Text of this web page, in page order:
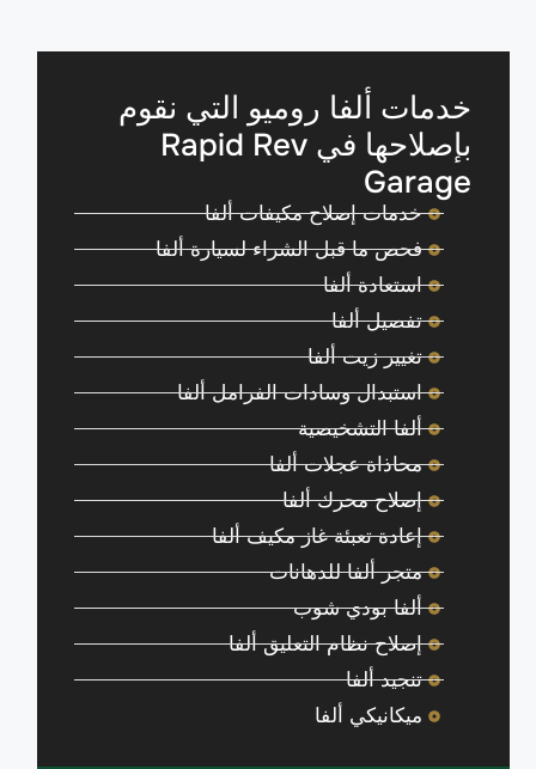
خدمات ألفا روميو التي نقوم
بإصلاحها في Rapid Rev
Garage
خدمات إصلاح مكيفات ألفا
فحص ما قبل الشراء لسيارة ألفا
استعادة ألفا
تفصيل ألفا
تغيير زيت ألفا
استبدال وسادات الفرامل ألفا
ألفا التشخيصية
محاذاة عجلات ألفا
إصلاح محرك ألفا
إعادة تعبئة غاز مكيف ألفا
متجر ألفا للدهانات
ألفا بودي شوب
إصلاح نظام التعليق ألفا
تنجيد ألفا
ميكانيكي ألفا